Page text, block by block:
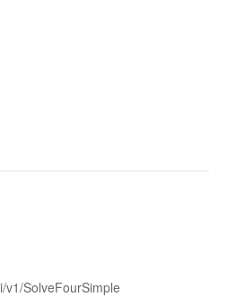
v1/SolveFourSimple